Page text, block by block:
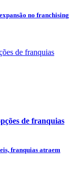
no franchising
de franquias
franquias atraem